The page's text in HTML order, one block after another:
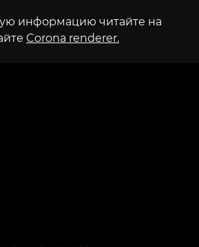
информацию читайте на
Corona renderer.